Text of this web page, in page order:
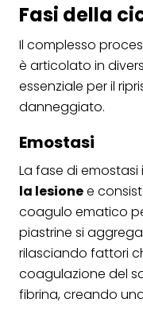
Fasi della
Il complesso
è articolato in
essenziale per il
danneggiato.
Emostasi
La fase di emostasi
la lesionee
coagulo ematico
piastrine si
rilasciando fattori
coagulazione del
fibrina, creando